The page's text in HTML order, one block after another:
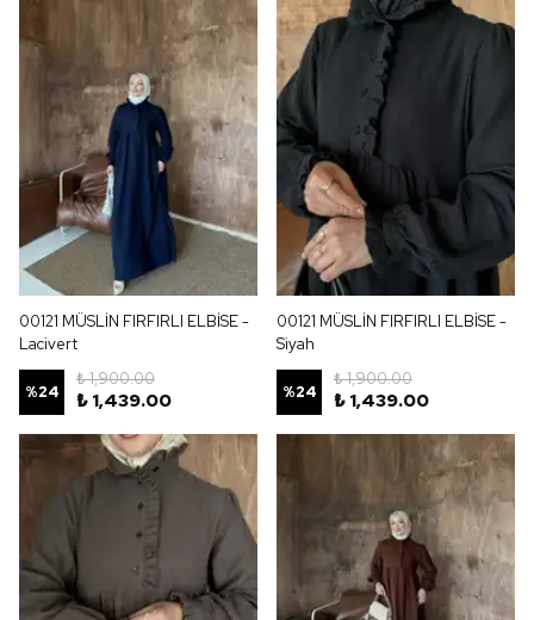
00121 MÜSLİN FIRFIRLI ELBİSE -
Lacivert
%24
₺ 1,900.00
₺ 1,439.00
00121 MÜSLİN FIRFIRLI ELBİSE -
Siyah
%24
₺ 1,900.00
₺ 1,439.00